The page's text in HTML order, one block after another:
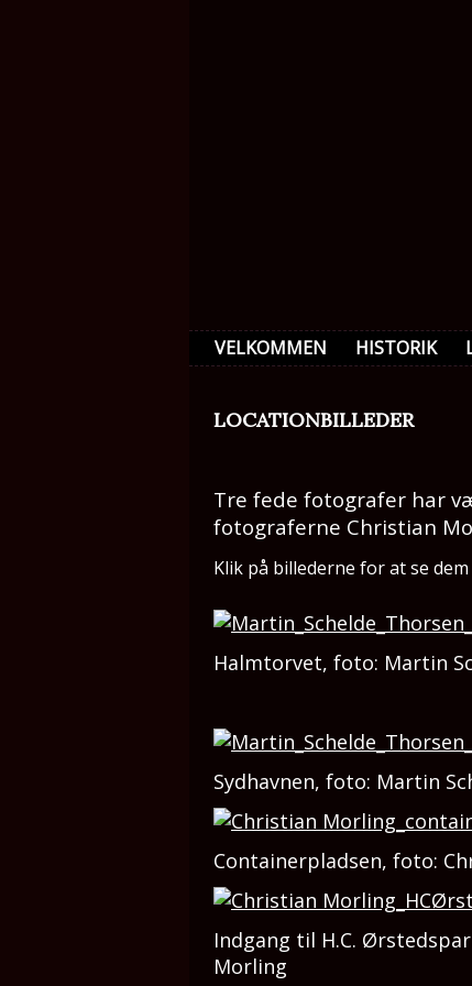
VELKOMMEN HISTORIK
LOCATIONBILLEDER
Tre fede fotografer har
fotograferne Christian
Klik på billederne for at se
Halmtorvet, foto: Martin
Sydhavnen, foto: Martin
Containerpladsen, foto:
Indgang til H.C.
Morling